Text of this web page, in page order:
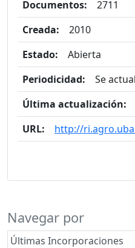
Documentos:
2711
Creada:
2010
Estado:
Abierta
Periodicidad:
Se
Última actualización:
URL:
http://
Navegar por
Últimas Incorporaciones